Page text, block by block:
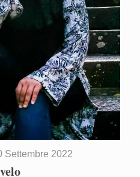
Settembre 2022